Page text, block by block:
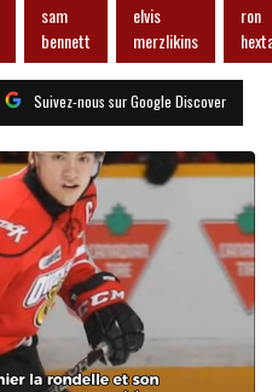
sam
bennett
elvis
merzlikins
ron
Suivez-nous sur Google Discover